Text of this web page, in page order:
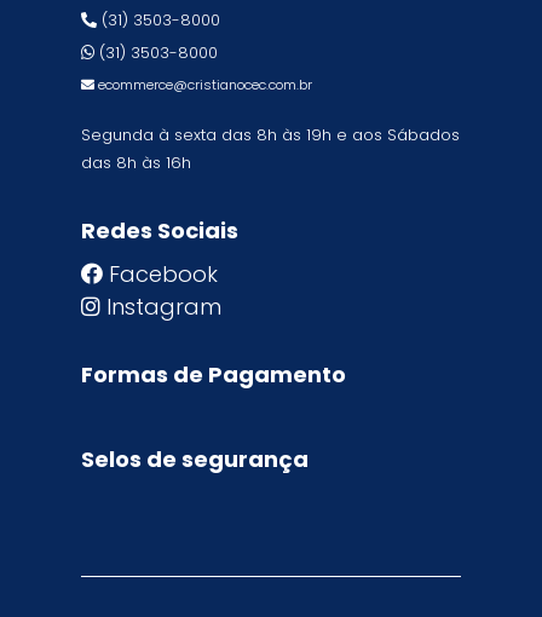
(31) 3503-8000
(31) 3503-8000
ecommerce@cristianocec.com.br
Segunda à sexta das 8h às 19h e aos Sábados
das 8h às 16h
Redes Sociais
Facebook
Instagram
Formas de Pagamento
Selos de segurança